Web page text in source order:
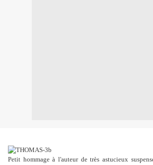
Petit hommage à l'auteur de très astucieux